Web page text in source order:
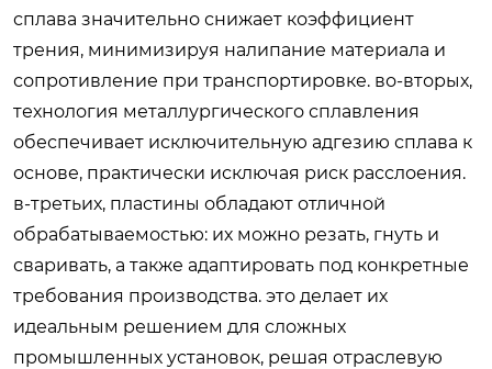
сплава значительно снижает коэффициент
трения, минимизируя налипание материала и
сопротивление при транспортировке. во-вторых,
технология металлургического сплавления
обеспечивает исключительную адгезию сплава к
основе, практически исключая риск расслоения.
в-третьих, пластины обладают отличной
обрабатываемостью: их можно резать, гнуть и
сваривать, а также адаптировать под конкретные
требования производства. это делает их
идеальным решением для сложных
промышленных установок, решая отраслевую